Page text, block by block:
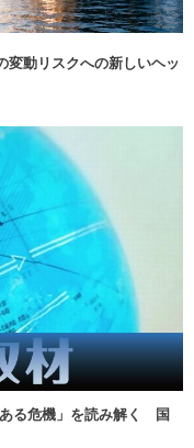
変動リスクへの新しいヘッ
ある危機」を読み解く 国